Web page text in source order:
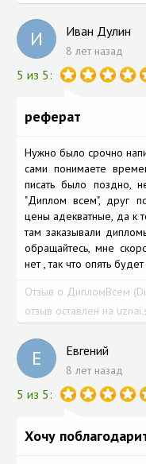
И Иван Дулин
8 лет назад
5 из 5:
реферат
Нужно было срочно
сами понимаете
писать было поздно,
"Диплом всем", друг
цены адекватные, да к
там заказывали
обращайтесь, мне
нет , так что опять
Отзыв о ДипломВсем
отзыв оставлен на
Е Евгений
8 лет назад
5 из 5:
Хочу